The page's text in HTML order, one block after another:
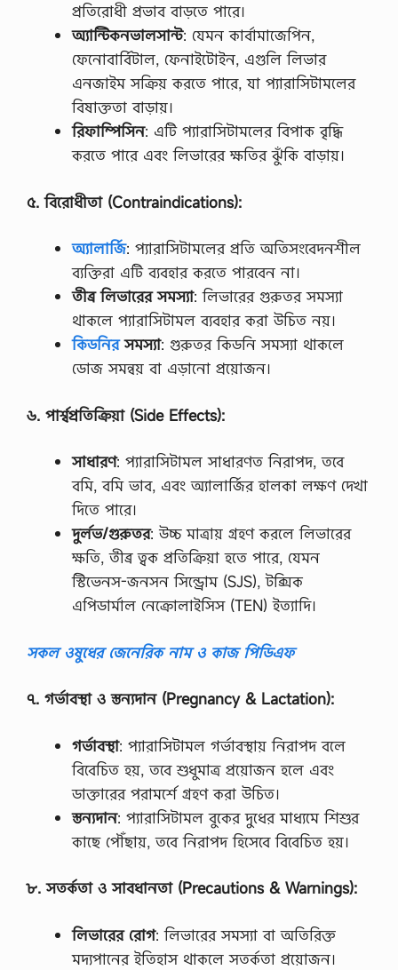
প্রতিরোধী প্রভাব বাড়তে পারে।
অ্যান্টিকনভালসান্ট: যেমন কার্বামাজেপিন,
ফেনোবার্বিটাল, ফেনাইটোইন, এগুলি লিভার
এনজাইম সক্রিয় করতে পারে, যা প্যারাসিটামলের
বিষাক্ততা বাড়ায়।
রিফাম্পিসিন: এটি প্যারাসিটামলের বিপাক বৃদ্ধি
করতে পারে এবং লিভারের ক্ষতির ঝুঁকি বাড়ায়।
৫.বিরোধীতা(Contraindications):
অ্যালার্জি: প্যারাসিটামলের প্রতি অতিসংবেদনশীল
ব্যক্তিরা এটি ব্যবহার করতে পারবেন না।
তীব্র লিভারের সমস্যা: লিভারের গুরুতর সমস্যা
থাকলে প্যারাসিটামল ব্যবহার করা উচিত নয়।
কিডনিরসমস্যা: গুরুতর কিডনি সমস্যা থাকলে
ডোজ সমন্বয় বা এড়ানো প্রয়োজন।
৬. পার্শ্বপ্রতিক্রিয়া(Side Effects):
সাধারণ: প্যারাসিটামল সাধারণত নিরাপদ, তবে
বমি, বমি ভাব, এবং অ্যালার্জির হালকা লক্ষণ দেখা
দিতে পারে।
দুর্লভ/গুরুতর: উচ্চ মাত্রায় গ্রহণ করলে লিভারের
ক্ষতি, তীব্র ত্বক প্রতিক্রিয়া হতে পারে, যেমন
স্টিভেনস-জনসন সিন্ড্রোম (SJS), টক্সিক
এপিডার্মাল নেক্রোলাইসিস (TEN) ইত্যাদি।
সকল ওষুধের জেনেরিক নাম ও কাজ পিডিএফ
৭. গর্ভাবস্থা ও স্তন্যদান(Pregnancy & Lactation):
গর্ভাবস্থা: প্যারাসিটামল গর্ভাবস্থায় নিরাপদ বলে
বিবেচিত হয়, তবে শুধুমাত্র প্রয়োজন হলে এবং
ডাক্তারের পরামর্শে গ্রহণ করা উচিত।
স্তন্যদান: প্যারাসিটামল বুকের দুধের মাধ্যমে শিশুর
কাছে পৌঁছায়, তবে নিরাপদ হিসেবে বিবেচিত হয়।
৮.সতর্কতা ও সাবধানতা(Precautions & Warnings):
লিভারের রোগ: লিভারের সমস্যা বা অতিরিক্ত
মদ্যপানের ইতিহাস থাকলে সতর্কতা প্রয়োজন।